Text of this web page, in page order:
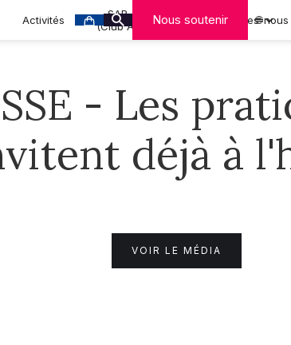
Activités
SAR-CAN
(Club A-MCA)
Qui sommes-nous
Nous soutenir 🌐
- Les
déjà à
VOIR LE MÉDIA